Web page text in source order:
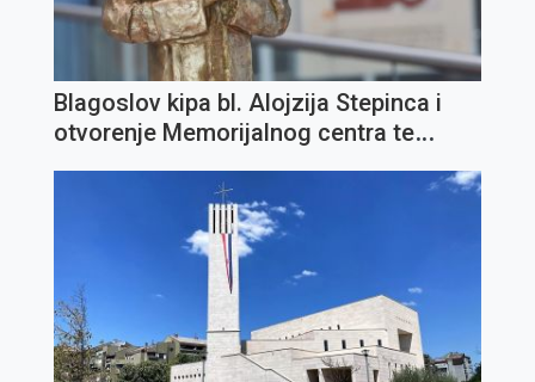
Blagoslov kipa bl. Alojzija Stepinca i
otvorenje Memorijalnog centra te